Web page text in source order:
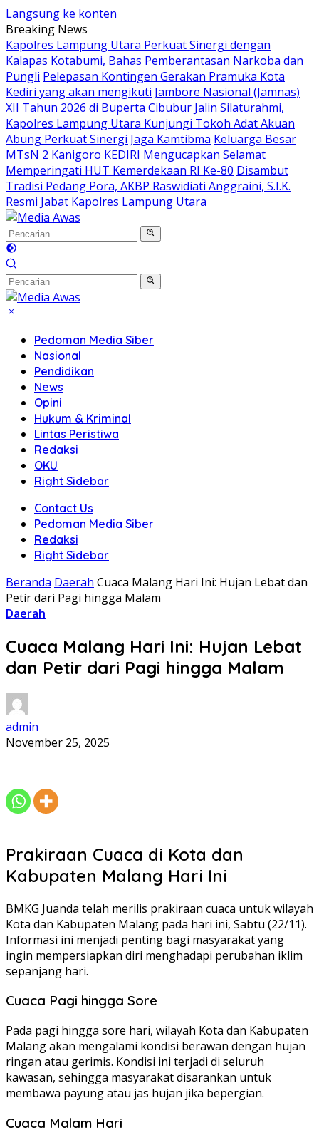
Langsung ke konten
Breaking News
Kapolres Lampung Utara Perkuat Sinergi dengan
Kalapas Kotabumi, Bahas Pemberantasan Narkoba dan
Pungli Pelepasan Kontingen Gerakan Pramuka Kota
Kediri yang akan mengikuti Jambore Nasional (Jamnas)
XII Tahun 2026 di Buperta Cibubur Jalin Silaturahmi,
Kapolres Lampung Utara Kunjungi Tokoh Adat Akuan
Abung Perkuat Sinergi Jaga Kamtibma Keluarga Besar
MTsN 2 Kanigoro KEDIRI Mengucapkan Selamat
Memperingati HUT Kemerdekaan RI Ke-80 Disambut
Tradisi Pedang Pora, AKBP Raswidiati Anggraini, S.I.K.
Resmi Jabat Kapolres Lampung Utara
Pedoman Media Siber
Nasional
Pendidikan
News
Opini
Hukum & Kriminal
Lintas Peristiwa
Redaksi
OKU
Right Sidebar
Contact Us
Pedoman Media Siber
Redaksi
Right Sidebar
Beranda Daerah Cuaca Malang Hari Ini: Hujan Lebat dan
Petir dari Pagi hingga Malam
Daerah
Cuaca Malang Hari Ini: Hujan Lebat
dan Petir dari Pagi hingga Malam
admin
November 25, 2025
Prakiraan Cuaca di Kota dan
Kabupaten Malang Hari Ini
BMKG Juanda telah merilis prakiraan cuaca untuk wilayah
Kota dan Kabupaten Malang pada hari ini, Sabtu (22/11).
Informasi ini menjadi penting bagi masyarakat yang
ingin mempersiapkan diri menghadapi perubahan iklim
sepanjang hari.
Cuaca Pagi hingga Sore
Pada pagi hingga sore hari, wilayah Kota dan Kabupaten
Malang akan mengalami kondisi berawan dengan hujan
ringan atau gerimis. Kondisi ini terjadi di seluruh
kawasan, sehingga masyarakat disarankan untuk
membawa payung atau jas hujan jika bepergian.
Cuaca Malam Hari